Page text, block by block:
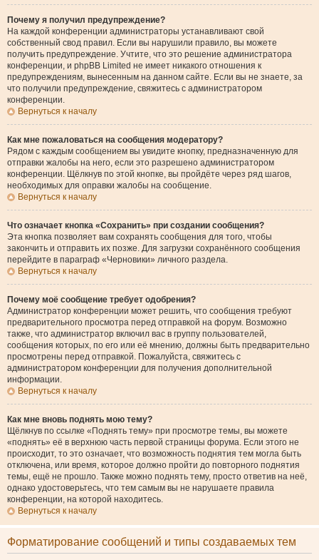
Почему я получил предупреждение?
На каждой конференции администраторы устанавливают свой
собственный свод правил. Если вы нарушили правило, вы можете
получить предупреждение. Учтите, что это решение администратора
конференции, и phpBB Limited не имеет никакого отношения к
предупреждениям, вынесенным на данном сайте. Если вы не знаете, за
что получили предупреждение, свяжитесь с администратором
конференции.
Вернуться к началу
Как мне пожаловаться на сообщения модератору?
Рядом с каждым сообщением вы увидите кнопку, предназначенную для
отправки жалобы на него, если это разрешено администратором
конференции. Щёлкнув по этой кнопке, вы пройдёте через ряд шагов,
необходимых для оправки жалобы на сообщение.
Вернуться к началу
Что означает кнопка «Сохранить» при создании сообщения?
Эта кнопка позволяет вам сохранять сообщения для того, чтобы
закончить и отправить их позже. Для загрузки сохранённого сообщения
перейдите в параграф «Черновики» личного раздела.
Вернуться к началу
Почему моё сообщение требует одобрения?
Администратор конференции может решить, что сообщения требуют
предварительного просмотра перед отправкой на форум. Возможно
также, что администратор включил вас в группу пользователей,
сообщения которых, по его или её мнению, должны быть предварительно
просмотрены перед отправкой. Пожалуйста, свяжитесь с
администратором конференции для получения дополнительной
информации.
Вернуться к началу
Как мне вновь поднять мою тему?
Щёлкнув по ссылке «Поднять тему» при просмотре темы, вы можете
«поднять» её в верхнюю часть первой страницы форума. Если этого не
происходит, то это означает, что возможность поднятия тем могла быть
отключена, или время, которое должно пройти до повторного поднятия
темы, ещё не прошло. Также можно поднять тему, просто ответив на неё,
однако удостоверьтесь, что тем самым вы не нарушаете правила
конференции, на которой находитесь.
Вернуться к началу
Форматирование сообщений и типы создаваемых тем